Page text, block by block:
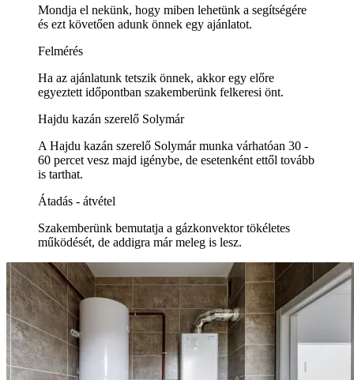
Mondja el nekünk, hogy miben lehetünk a segítségére
és ezt követően adunk önnek egy ajánlatot.
Felmérés
Ha az ajánlatunk tetszik önnek, akkor egy előre
egyeztett időpontban szakemberünk felkeresi önt.
Hajdu kazán szerelő Solymár
A Hajdu kazán szerelő Solymár munka várhatóan 30 -
60 percet vesz majd igénybe, de esetenként ettől tovább
is tarthat.
Átadás - átvétel
Szakemberünk bemutatja a gázkonvektor tökéletes
működését, de addigra már meleg is lesz.